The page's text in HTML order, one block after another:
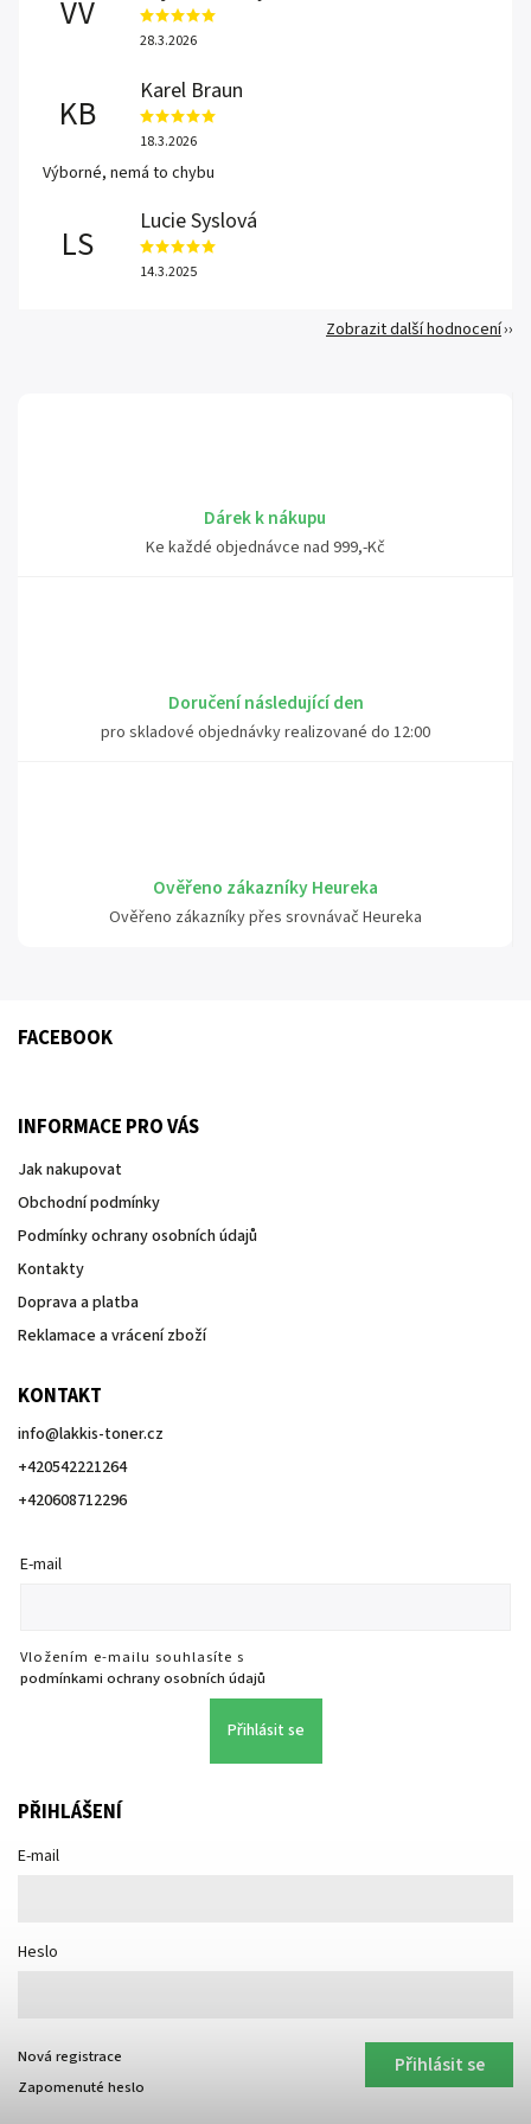
Dárek k nákupu
Ke každé objednávce nad 999,-Kč
Doručení následující den
pro skladové objednávky realizované do 12:00
Ověřeno zákazníky Heureka
Ověřeno zákazníky přes srovnávač Heureka
VV
28.3.2026
KB
Karel Braun
18.3.2026
Výborné, nemá to chybu
LS
Lucie Syslová
14.3.2025
Zobrazit další hodnocení
FACEBOOK
INFORMACE PRO VÁS
Jak nakupovat
Obchodní podmínky
Podmínky ochrany osobních údajů
Kontakty
Doprava a platba
Reklamace a vrácení zboží
KONTAKT
info@lakkis-toner.cz
+420542221264
+420608712296
E-mail
Vložením e-mailu souhlasíte s
podmínkami ochrany osobních údajů
Přihlásit se
PŘIHLÁŠENÍ
E-mail
Heslo
Přihlásit se
Nová registrace
Zapomenuté heslo